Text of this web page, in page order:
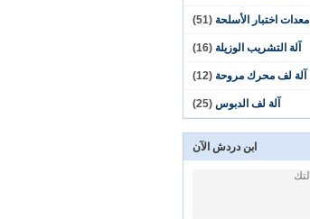
معدات اختبار الأسلحة (51)
آلة التشريب الوزيلة (16)
آلة لف محرك مروحة (12)
آلة لف الدبوس (25)
ابن دردش الآن